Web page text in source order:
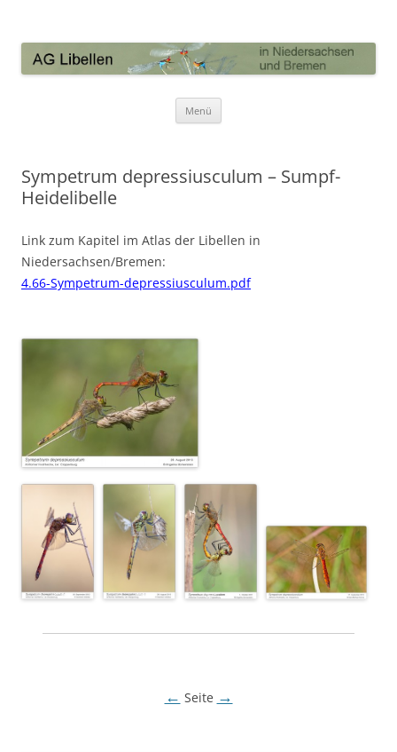
Bremen
Menü
Sympetrum depressiusculum – Sumpf-
Heidelibelle
Link zum Kapitel im Atlas der Libellen in
Niedersachsen/Bremen:
4.66-Sympetrum-depressiusculum.pdf
← Seite →